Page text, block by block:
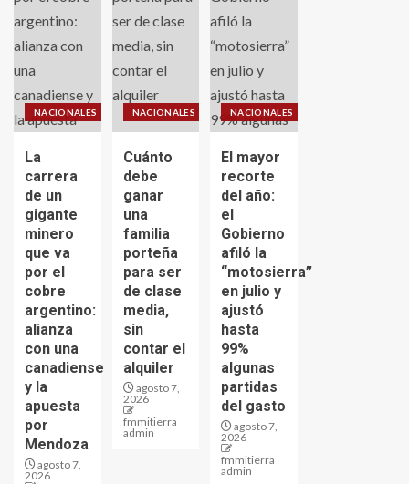
NACIONALES
La
carrera
de un
gigante
minero
que va
por el
cobre
argentino:
alianza
con una
canadiense
y la
apuesta
por
Mendoza
agosto 7,
2026
NACIONALES
Cuánto
debe
ganar
una
familia
porteña
para ser
de clase
media,
sin
contar el
alquiler
agosto 7,
2026
fmmitierra
admin
NACIONALES
El mayor
recorte
del año:
el
Gobierno
afiló la
“motosierra”
en julio y
ajustó
hasta
99%
algunas
partidas
del gasto
agosto 7,
2026
fmmitierra
admin